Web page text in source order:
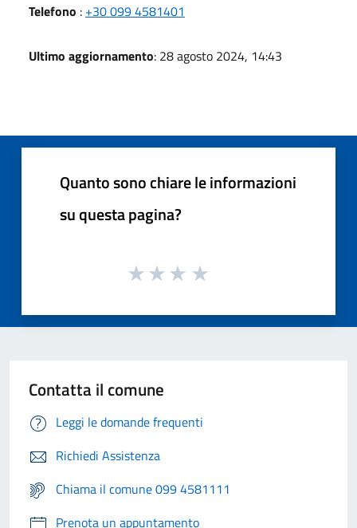
Telefono : +30 099 4581401
Ultimo aggiornamento: 28 agosto 2024, 14:43
Quanto sono chiare le informazioni
su questa pagina?
Contatta il comune
Leggi le domande frequenti
Richiedi Assistenza
Chiama il comune 099 4581111
Prenota un appuntamento